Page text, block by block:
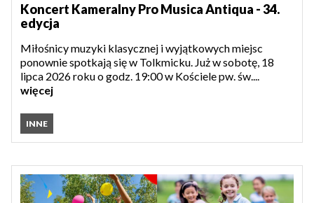
Koncert Kameralny Pro Musica Antiqua - 34.
edycja
Miłośnicy muzyki klasycznej i wyjątkowych miejsc
ponownie spotkają się w Tolkmicku. Już w sobotę, 18
lipca 2026 roku o godz. 19:00 w Kościele pw. św....
więcej
INNE